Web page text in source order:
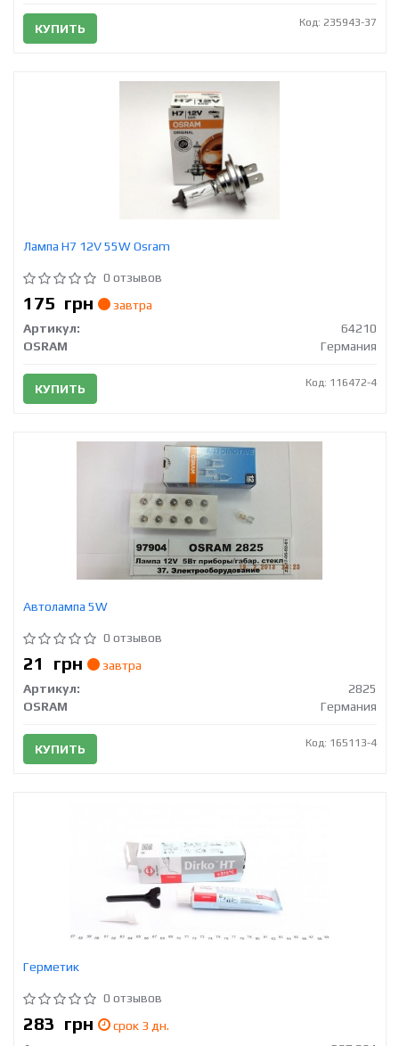
КУПИТЬ Код: 235943-37
Лампа H7 12V 55W Osram
0 отзывов
175 грн
завтра
Артикул:
64210
OSRAM
Германия
КУПИТЬ Код: 116472-4
Автолампа 5W
0 отзывов
21 грн
завтра
Артикул:
2825
OSRAM
Германия
КУПИТЬ Код: 165113-4
Герметик
0 отзывов
283 грн
срок 3 дн.